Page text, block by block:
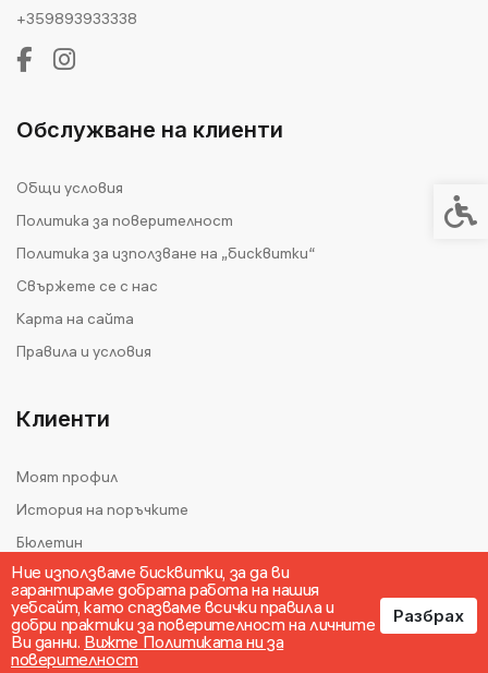
Ние използваме бисквитки, за да ви
гарантираме добрата работа на нашия
уебсайт, като спазваме всички правила и
добри практики за поверителност на личните
Ви данни. Вижте Политиката ни за
поверителност
Разбрах
+359893933338
Обслужване на клиенти
Общи условия
Политика за поверителност
Политика за използване на „бисквитки“
Свържете се с нас
Карта на сайта
Правила и условия
Клиенти
Моят профил
История на поръчките
Бюлетин